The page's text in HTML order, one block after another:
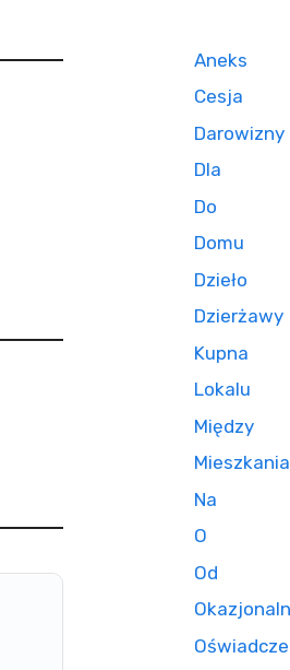
Aneks
Cesja
Darowizny
Dla
Do
Domu
Dzieło
Dzierżawy
Kupna
Lokalu
Między
Mieszkania
Na
O
Od